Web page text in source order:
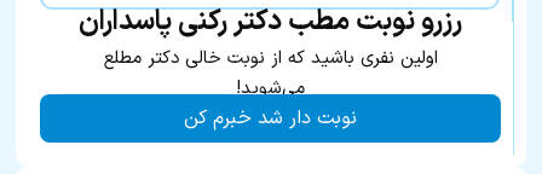
رزرو نوبت مطب دکتر رکنی پاسداران
اولین نفری باشید که از نوبت خالی دکتر مطلع
می‌شوید!
نوبت دار شد خبرم کن